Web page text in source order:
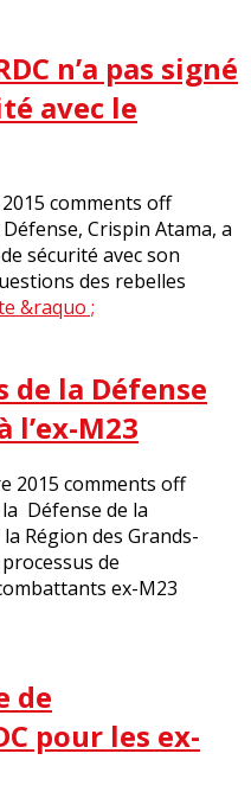
n’a pas signé
avec le
comments off
Crispin Atama, a
sécurité avec son
des rebelles
&raquo ;
de la Défense
M23
2015 comments off
Défense de la
Région des Grands-
de
ex-M23
de
pour les ex-